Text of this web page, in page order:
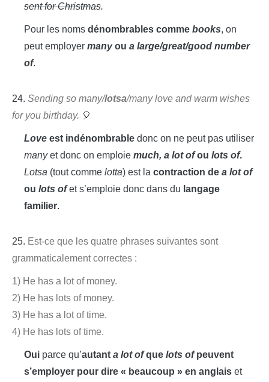
sent for Christmas.
Pour les noms dénombrables comme books, on
peut employer manyou a large/great/good number
of.
24. Sending so many/lotsa/many love and warm wishes
for you birthday. 🎈
Love est indénombrable donc on ne peut pas utiliser
manyet donc on emploie much, a lot ofou lots of.
Lotsa (tout comme lotta) est la contraction de a lot of
ou lots of et s’emploie donc dans du langage
familier.
25. Est-ce que les quatre phrases suivantes sont
grammaticalement correctes :
1) He has a lot of money.
2) He has lots of money.
3) He has a lot of time.
4) He has lots of time.
Oui parce qu’autant a lot ofque lots ofpeuvent
s’employer pour dire « beaucoup » en anglais et